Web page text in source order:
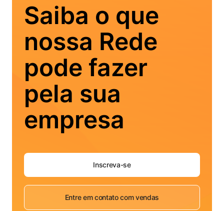
Saiba o que
nossa Rede
pode fazer
pela sua
empresa
Inscreva-se
Entre em contato com vendas